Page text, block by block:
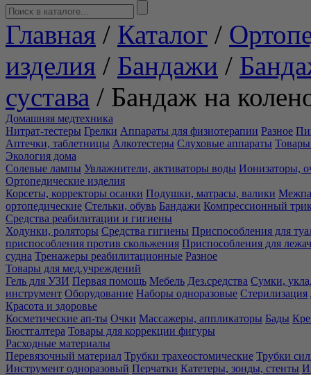
Главная / Каталог /
изделия / Бандажи /
сустава / Бандаж на
Домашняя медтехника
Нитрат-тестеры Грелки Аппараты для физиотерапии Разное
Аптечки, таблетницы Алкотестеры Слуховые аппараты Товары
Экология дома
Солевые лампы Увлажнители, активаторы воды Ионизаторы,
Ортопедические изделия
Корсеты, корректоры осанки Подушки, матрасы, валики
ортопедические Стельки, обувь Бандажи Компрессионный
Средства реабилитации и гигиены
Ходунки, роляторы Средства гигиены Приспособления для
приспособления против скольжения Приспособления для
судна Тренажеры реабилитационные Разное
Товары для мед.учреждений
Гель для УЗИ Первая помощь Мебель Дез.средства Сумки,
инструмент Оборудование Наборы одноразовые Стерилизация
Красота и здоровье
Косметические ап-ты Очки Массажеры, аппликаторы Бады
Бюстгалтера Товары для коррекции фигуры
Расходные материалы
Перевязочный материал Трубки трахеостомические Трубки
Инструмент одноразовый Перчатки Катетеры, зонды, стенты